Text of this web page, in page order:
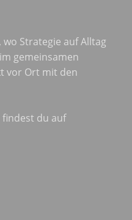
Strategie auf Alltag
gemeinsamen
vor Ort mit den
du auf